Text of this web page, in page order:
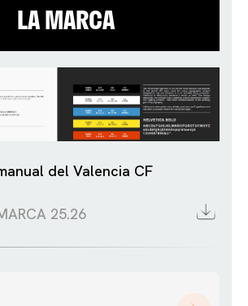
LA MARCA
del Valencia CF
25.26